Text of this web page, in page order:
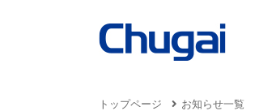
トップページ お知らせ一覧